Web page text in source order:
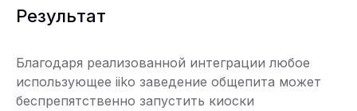
Результат
Благодаря реализованной интеграции любое
использующее iiko заведение общепита может
беспрепятственно запустить киоски